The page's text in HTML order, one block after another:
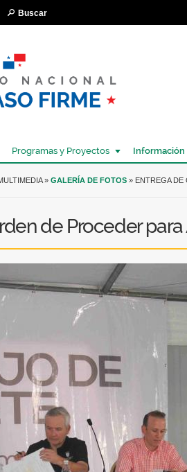
Buscar
Programas y Proyectos Información
AQUÍ
» GALERÍA DE FOTOS » ENTREGA DE
de Proceder